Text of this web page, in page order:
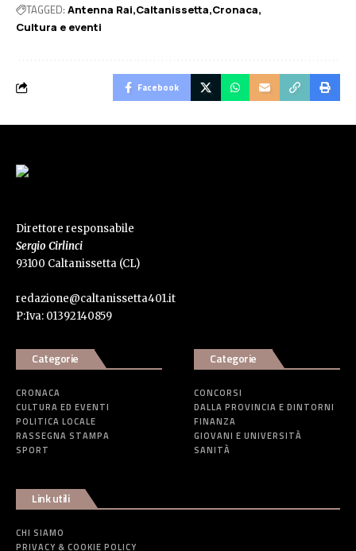
TAGGED: Antenna Rai Caltanissetta Cronaca
Cultura e eventi
Facebook
Direttore responsabile
Sergio Cirlinci
93100 Caltanissetta (CL)
redazione@caltanissetta401.it
P:Iva: 01392140859
Categorie
CRONACA
CULTURA ED EVENTI
POLITICA LOCALE
RASSEGNA STAMPA
SPORT
Categorie
CONCORSI
DALLA PROVINCIA E DINTORNI
FINANZA
GIOVANI E UNIVERSITÀ
SANITÀ
Link utili
CHI SIAMO
PRIVACY & COOKIE POLICY